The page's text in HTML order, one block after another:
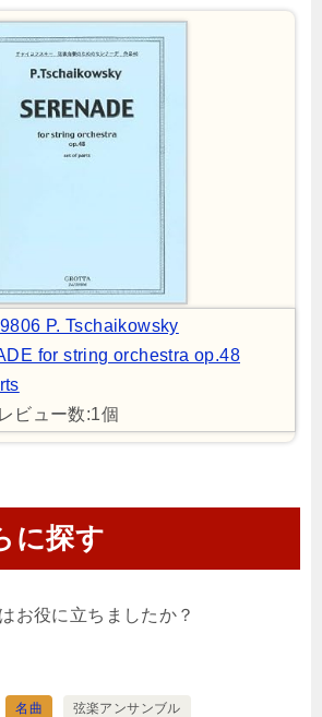
P. Tschaikowsky
for string orchestra op.48
レビュー数:1個
に探す
お役に立ちましたか？
名曲 弦楽アンサンブル